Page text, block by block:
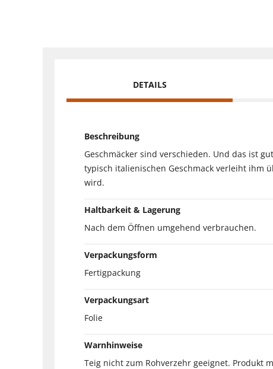
DETAILS
Beschreibung
Geschmäcker sind verschieden. Und das ist
typisch italienischen Geschmack verleiht ihm
wird.
Haltbarkeit & Lagerung
Nach dem Öffnen umgehend verbrauchen.
Verpackungsform
Fertigpackung
Verpackungsart
Folie
Warnhinweise
Teig nicht zum Rohverzehr geeignet. Produkt